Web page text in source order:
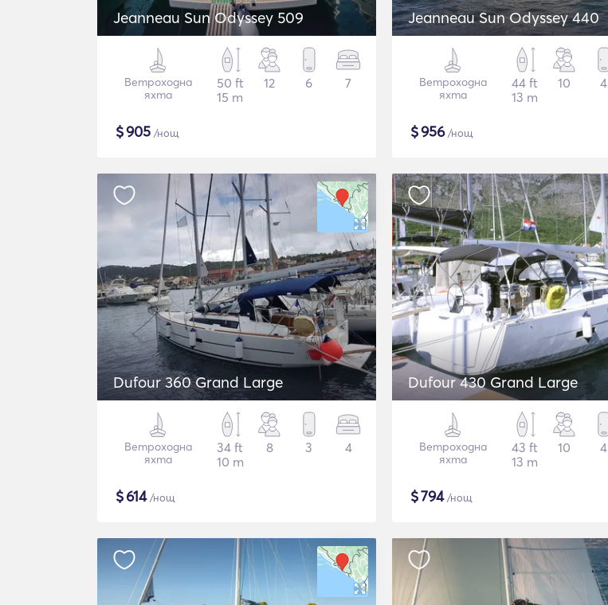
Jeanneau Sun Odyssey 509
Ветроходна
яхта
50 ft
15 m
12 6 7
$905 /нощ
Jeanneau Sun Odyssey 440
Ветроходна
яхта
44 ft
13 m
10 4
$956/нощ
Dufour 360 Grand Large
Ветроходна
яхта
34 ft
10 m
8 3 4
$614/нощ
Dufour 430 Grand Large
Ветроходна
яхта
43 ft
13 m
10 4
$794/нощ